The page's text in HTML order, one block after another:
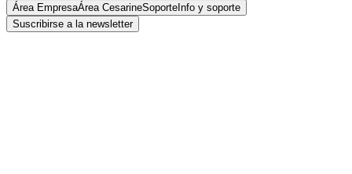
Área EmpresaÁrea CesarineSoporte Info y soporte
Suscribirse a la newsletter